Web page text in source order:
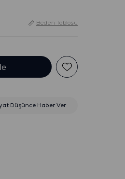
Beden Tablosu
Düşünce Haber Ver